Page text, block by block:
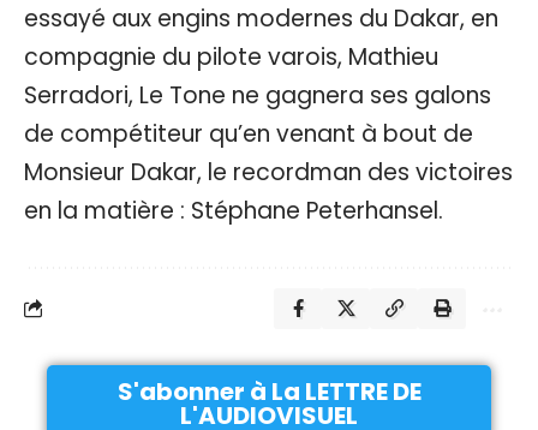
essayé aux engins modernes du Dakar, en
compagnie du pilote varois, Mathieu
Serradori, Le Tone ne gagnera ses galons
de compétiteur qu’en venant à bout de
Monsieur Dakar, le recordman des victoires
en la matière : Stéphane Peterhansel.
S'abonner à La LETTRE DE
L'AUDIOVISUEL